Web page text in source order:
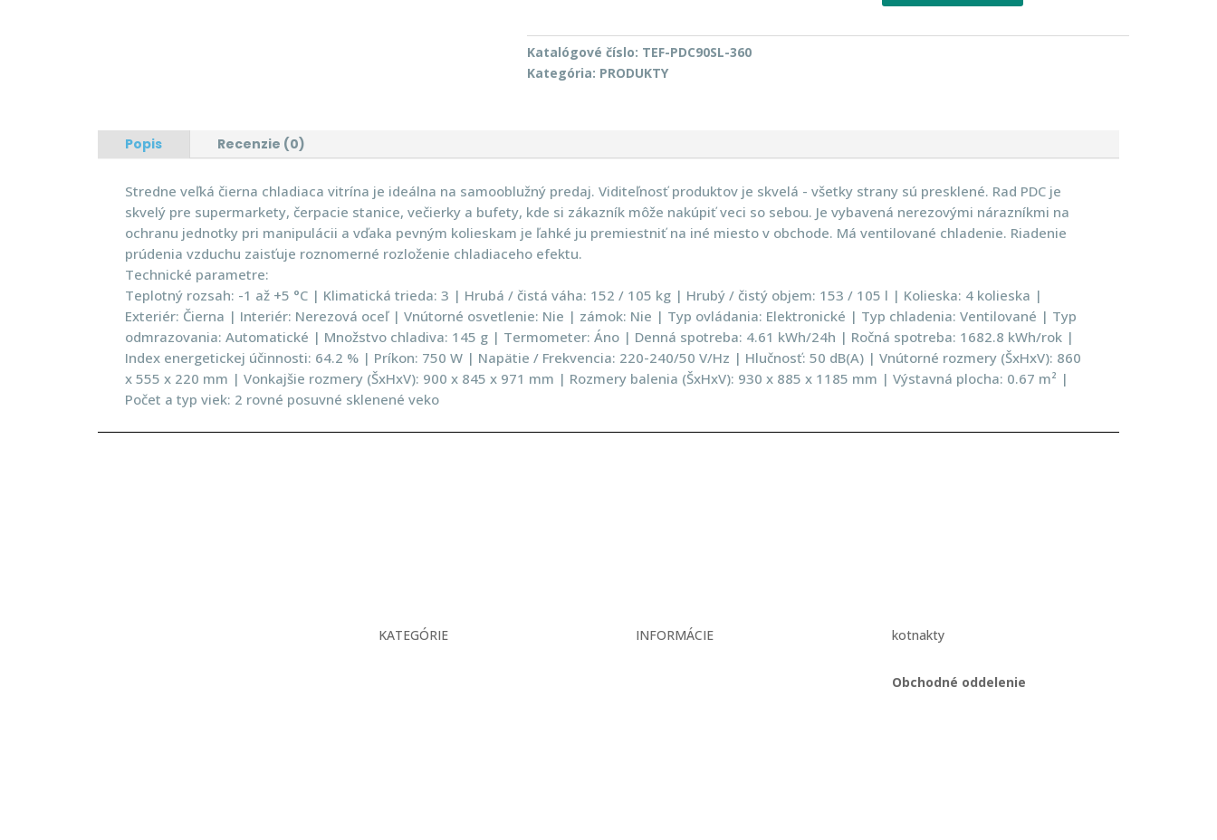
Katalógové číslo: TEF-PDC90SL-360
Kategória: PRODUKTY
Popis Recenzie (0)
Stredne veľká čierna chladiaca vitrína je ideálna na samooblužný predaj. Viditeľnosť produktov je skvelá - všetky strany sú presklené. Rad PDC je
skvelý pre supermarkety, čerpacie stanice, večierky a bufety, kde si zákazník môže nakúpiť veci so sebou. Je vybavená nerezovými nárazníkmi na
ochranu jednotky pri manipulácii a vďaka pevným kolieskam je ľahké ju premiestniť na iné miesto v obchode. Má ventilované chladenie. Riadenie
prúdenia vzduchu zaisťuje roznomerné rozloženie chladiaceho efektu.
Technické parametre:
Teplotný rozsah: -1 až +5 °C | Klimatická trieda: 3 | Hrubá / čistá váha: 152 / 105 kg | Hrubý / čistý objem: 153 / 105 l | Kolieska: 4 kolieska |
Exteriér: Čierna | Interiér: Nerezová oceľ | Vnútorné osvetlenie: Nie | zámok: Nie | Typ ovládania: Elektronické | Typ chladenia: Ventilované | Typ
odmrazovania: Automatické | Množstvo chladiva: 145 g | Termometer: Áno | Denná spotreba: 4.61 kWh/24h | Ročná spotreba: 1682.8 kWh/rok |
Index energetickej účinnosti: 64.2 % | Príkon: 750 W | Napätie / Frekvencia: 220-240/50 V/Hz | Hlučnosť: 50 dB(A) | Vnútorné rozmery (ŠxHxV): 860
x 555 x 220 mm | Vonkajšie rozmery (ŠxHxV): 900 x 845 x 971 mm | Rozmery balenia (ŠxHxV): 930 x 885 x 1185 mm | Výstavná plocha: 0.67 m² |
Počet a typ viek: 2 rovné posuvné sklenené veko
KATEGÓRIE INFORMÁCIE kotnakty
Obchodné oddelenie